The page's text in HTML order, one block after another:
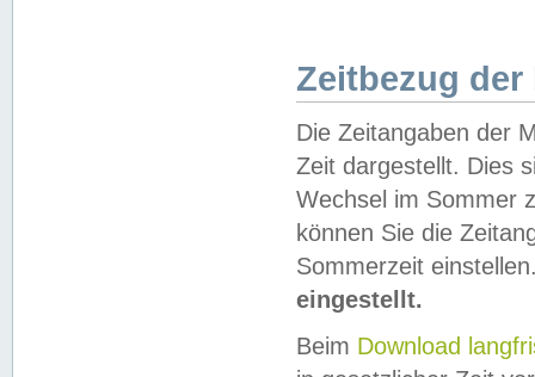
Zeitbezug der
Die Zeitangaben der
Zeit dargestellt. Dies
Wechsel im Sommer
können Sie die
Sommerzeit
eingestellt.
Beim Download